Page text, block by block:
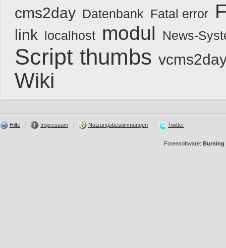
cms2day Datenbank Fatal error
link localhost modul News-
Script thumbs
Wiki
Hilfe Impressum Nutzungsbestimmungen Twitter
Forensoftware: Burning